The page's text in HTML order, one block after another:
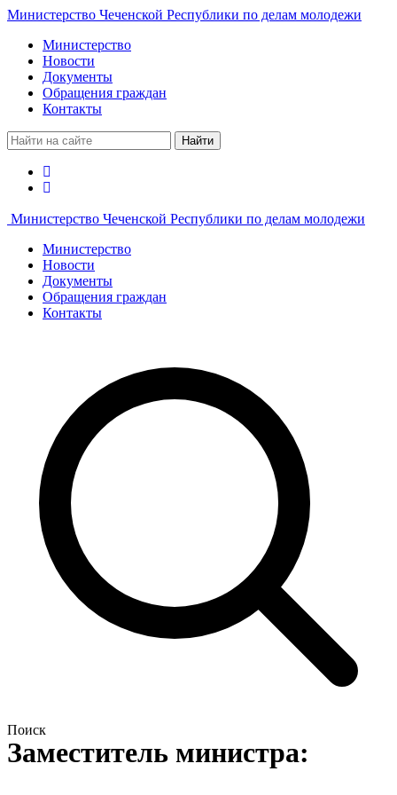
Министерство Чеченской Республики по делам молодежи
Министерство
Новости
Документы
Обращения граждан
Контакты
Найти
Министерство Чеченской Республики по делам молодежи
Министерство
Новости
Документы
Обращения граждан
Контакты
Поиск
Заместитель министра: